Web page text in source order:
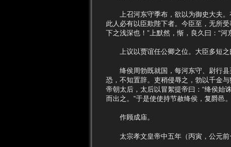
上召河东守季布，欲以为御史大夫。
此人必有以臣欺陛下者。今臣至，无所
下之浅深也！”上默然，惭，良久曰：“
上议以贾谊任公卿之位。大臣多短之
绛侯周勃既就国，每河东守、尉行县
恐，不知置辞。吏稍侵辱之，勃以千金
帝朝太后，太后以冒絮提帝曰：“绛侯始
而出之。”于是使使持节赦绛侯，复爵邑
作顾成庙。
太宗孝文皇帝中五年（丙寅，公元前